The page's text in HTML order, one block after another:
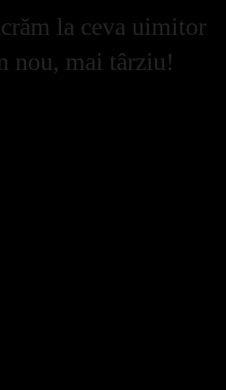
la ceva uimitor
nou, mai târziu!